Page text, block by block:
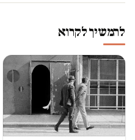
להמשיך לקרוא